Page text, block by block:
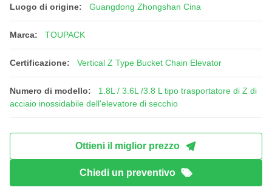
Luogo di origine: Guangdong Zhongshan Cina
Marca: TOUPACK
Certificazione: Vertical Z Type Bucket Chain Elevator
Numero di modello:
1.8L / 3.6L /3.8 L tipo trasportatore di Z di
acciaio inossidabile dell'elevatore di secchio
Ottieni il miglior prezzo
Chiedi un preventivo